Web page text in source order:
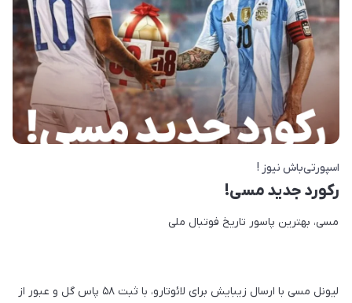
اسپورتی‌باش نیوز !
رکورد جدید مسی!
مسی، بهترین پاسور تاریخ فوتبال ملی
لیونل مسی با ارسال زیبایش برای لائوتارو، با ثبت ۵۸ پاس گل و عبور از